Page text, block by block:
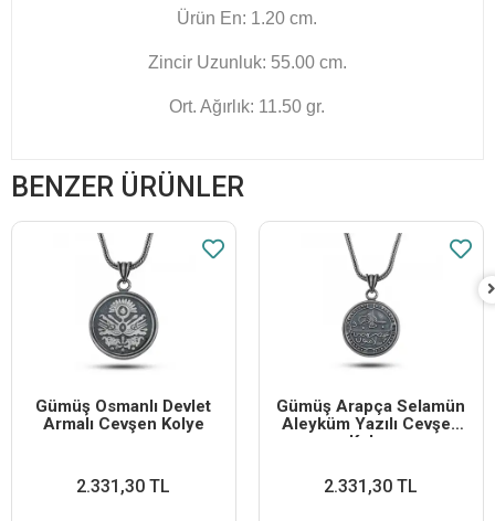
Ürün En: 1.20 cm.
Zincir Uzunluk: 55.00 cm.
Ort. Ağırlık: 11.50 gr.
BENZER ÜRÜNLER
Gümüş Osmanlı Devlet
Armalı Cevşen Kolye
2.331,30 TL
Gümüş Arapça Selamün
Aleyküm Yazılı Cevşen
Kolye
2.331,30 TL